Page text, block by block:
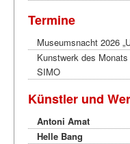
Termine
Museumsnacht 2026
Kunstwerk des
SIMO
Künstler und
Antoni Amat
Helle Bang